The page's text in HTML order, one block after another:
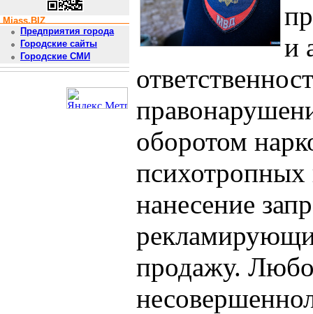
Miass.BIZ
Предприятия города
Городские сайты
Городские СМИ
и
оборотом
психотропных
нанесение
продажу.